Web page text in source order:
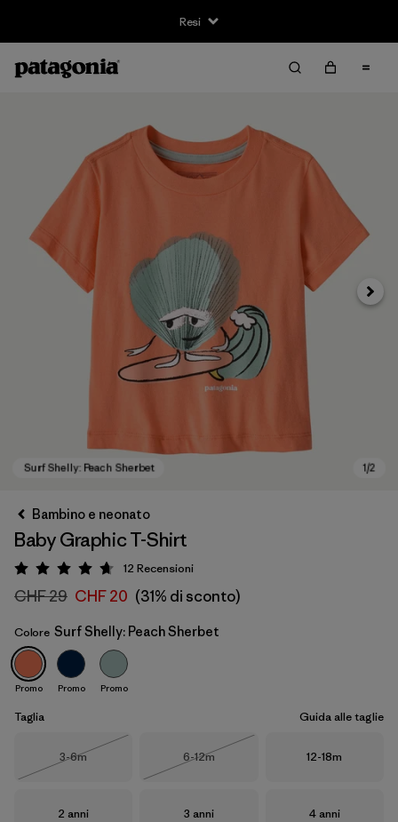
Resi
Surf Shelly: Peach Sherbet
Avanti
Bambino e neonato
Baby Graphic T-Shirt
Valutazione: 4.7 / 5
12 Recensioni
CHF 29 CHF 20 (31% di sconto)
Colore Surf Shelly: Peach Sherbet
Promo Promo Promo
Taglia Guida alle taglie
Taglia
3-6m
Taglia
6-12m
Taglia
12-18m
Taglia
2 anni Taglia
3 anni Taglia
4 anni